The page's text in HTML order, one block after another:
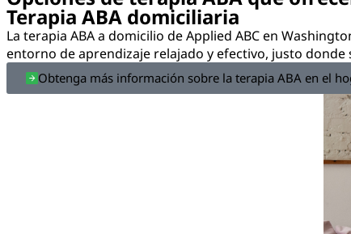
Terapia ABA domiciliaria
La terapia ABA a domicilio de Applied ABC en
entorno de aprendizaje relajado y efectivo, justo donde
Obtenga más información sobre la terapia ABA en el